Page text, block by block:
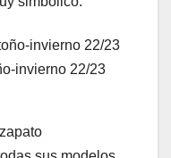
invierno 22/23